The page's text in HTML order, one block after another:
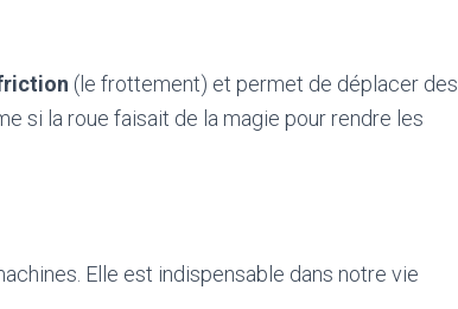
(le frottement) et permet de déplacer des
si la roue faisait de la magie pour rendre les
Elle est indispensable dans notre vie